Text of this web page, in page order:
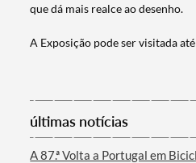
Categorias gerais
que dá mais realce ao desenho.
A Exposição pode ser visitada
últimas notícias
A 87.ª Volta a Portugal em